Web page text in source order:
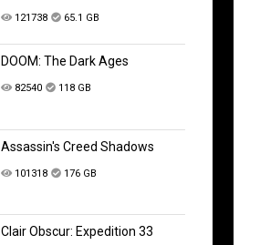
121738 65.1 GB
DOOM: The Dark Ages
82540 118 GB
Assassin's Creed Shadows
101318 176 GB
Clair Obscur: Expedition 33